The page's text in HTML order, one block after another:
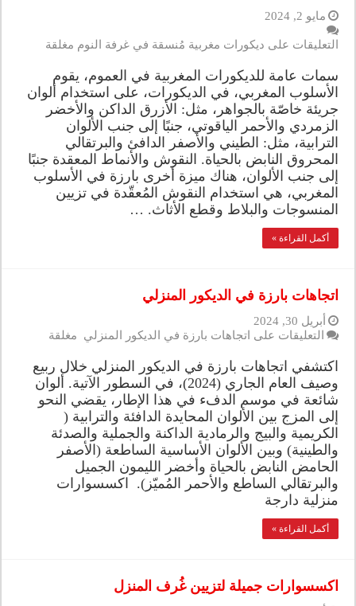
مايو 2, 2024
التعليقات على ديكورات مغربية مُنسقة في غرفة النوم مغلقة
سمات عامة للديكورات المغربية في العموم، يقوم
الأسلوب المغربي، في الديكورات، على استخدام ألوان
جريئة خاصّة بالجواهر، مثل: الأزرق الداكن والأخضر
الزمردي والأحمر الياقوتي، جنبًا إلى جنب الألوان
الترابية، مثل: الطيني والأصفر الدافئ والبرتقالي
المحروق النابض بالحياة. النقوش والأنماط المعقدة جنبًا
إلى جنب الألوان، هناك ميزة أخرى بارزة في الأسلوب
المغربي، هي استخدام النقوش المُعقّدة في تزيين
المنسوجات والبلاط وقطع الأثاث. …
أكمل القراءة »
اتجاهات بارزة في الديكور المنزلي
أبريل 30, 2024
التعليقات على اتجاهات بارزة في الديكور المنزلي مغلقة
اكتشفي اتجاهات بارزة في الديكور المنزلي خلال ربيع
وصيف العام الجاري (2024)، في السطور الآتية. ألوان
شائعة في موسم الدفء في هذا الإطار، يقضي النحو
إلى المزج بين الألوان المحايدة الدافئة والترابية (
الكريمية والبيج والرمادية الداكنة والجملية والصدئة
والطينية) وبين الألوان الأساسية الساطعة (الأصفر
الحامض النابض بالحياة وأخضر الليمون الجميل
والبرتقالي الساطع والأحمر المُميّز). اكسسوارات
منزلية دارجة
أكمل القراءة »
اكسسوارات جميلة لتزيين غُرف المنزل